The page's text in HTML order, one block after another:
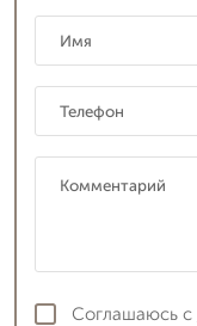
Соглашаюсь с